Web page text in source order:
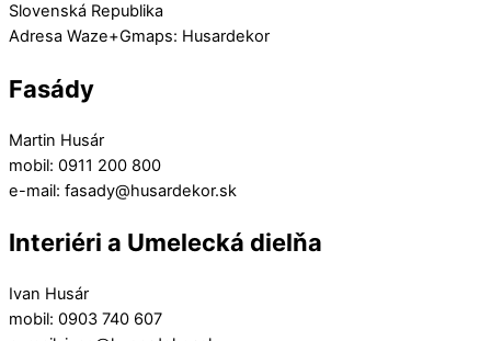
Slovenská Republika
Adresa Waze+Gmaps: Husardekor
Fasády
Martin Husár
mobil: 0911 200 800
e-mail: fasady@husardekor.sk
Interiéri a Umelecká dielňa
Ivan Husár
mobil: 0903 740 607